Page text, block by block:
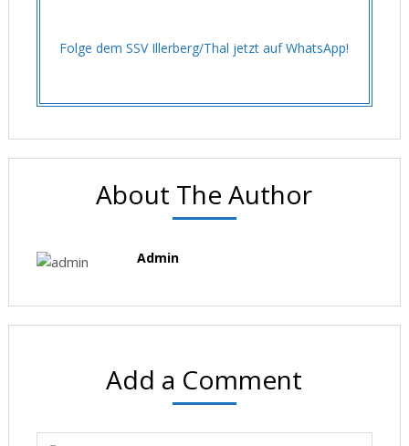
Folge dem SSV Illerberg/Thal jetzt auf WhatsApp!
About The Author
Admin
Add a Comment